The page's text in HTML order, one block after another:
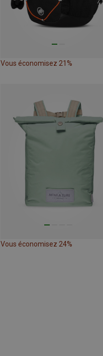
Vous économisez 21%
Vous économisez 24%